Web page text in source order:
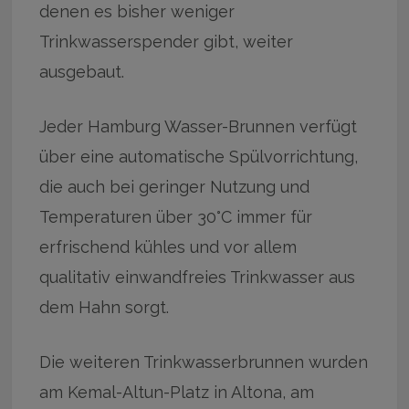
denen es bisher weniger
Trinkwasserspender gibt, weiter
ausgebaut.
Jeder Hamburg Wasser-Brunnen verfügt
über eine automatische Spülvorrichtung,
die auch bei geringer Nutzung und
Temperaturen über 30°C immer für
erfrischend kühles und vor allem
qualitativ einwandfreies Trinkwasser aus
dem Hahn sorgt.
Die weiteren Trinkwasserbrunnen wurden
am Kemal-Altun-Platz in Altona, am